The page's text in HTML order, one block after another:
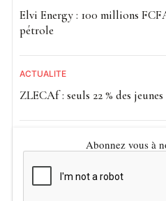
Elvi Energy : 100 millions
pétrole
ACTUALITE
ZLECAf : seuls 22 % des
Abonnez vous à